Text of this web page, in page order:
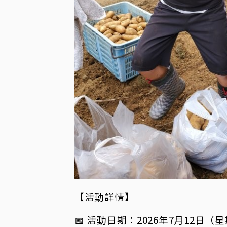
【活動詳情】
📅 活動日期：2026年7月12日（